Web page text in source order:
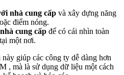
nhà cung cấp và xây dựng năng
điểm nóng.
cung cấp để có cái nhìn toàn
một nơi.
giúp các công ty dễ dàng hơn
, mà là sử dụng dữ liệu một cách